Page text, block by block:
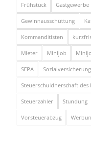
Frühstück Gastgewerbe
Gewinnausschüttung
Kommanditisten
Mieter Minijob
SEPA
Steuerschuldnerschaft des
Steuerzahler Stundung
Vorsteuerabzug